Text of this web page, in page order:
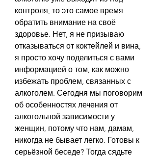
контроля, то это самое время
обратить внимание на своё
здоровье. Нет, я не призываю
отказываться от коктейлей и вина,
я просто хочу поделиться с вами
информацией о том, как можно
избежать проблем, связанных с
алкоголем. Сегодня мы поговорим
об особенностях лечения от
алкогольной зависимости у
женщин, потому что нам, дамам,
никогда не бывает легко. Готовы к
серьёзной беседе? Тогда сядьте